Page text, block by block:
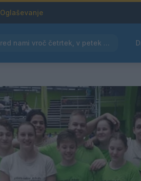
Oglaševanje
Pred nami vroč četrtek, v petek osvežitev